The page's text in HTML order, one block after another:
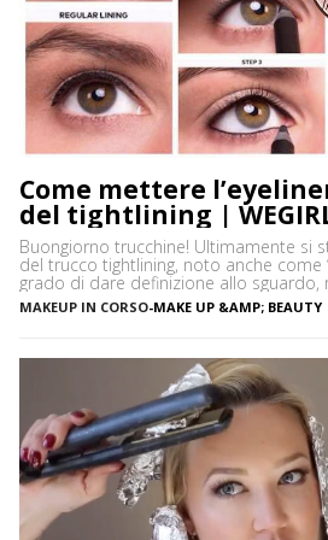
Come mettere
del tightlining |
Buongiorno trucchine! Ultimamente si
del trucco tightlining, noto anche come
grado di dare definizione allo sguardo,
espressivi e le ciglia più folte. Ma di
Vediamo insieme cos’è tightlining e
MAKEUP IN CORSO-MAKE UP &AMP; BEAUTY